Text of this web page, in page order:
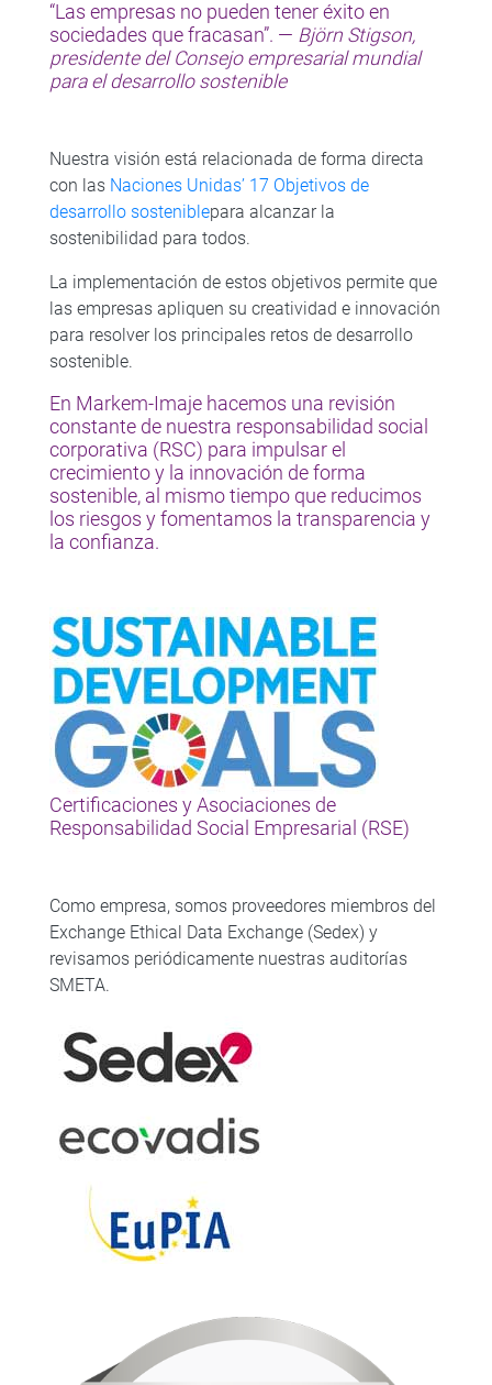
“Las empresas no pueden tener éxito en
sociedades que fracasan”. — Björn Stigson,
presidente del Consejo empresarial mundial
para el desarrollo sostenible
Nuestra visión está relacionada de forma directa
con las Naciones Unidas’ 17 Objetivos de
desarrollo sosteniblepara alcanzar la
sostenibilidad para todos.
La implementación de estos objetivos permite que
las empresas apliquen su creatividad e innovación
para resolver los principales retos de desarrollo
sostenible.
En Markem-Imaje hacemos una revisión
constante de nuestra responsabilidad social
corporativa (RSC) para impulsar el
crecimiento y la innovación de forma
sostenible, al mismo tiempo que reducimos
los riesgos y fomentamos la transparencia y
la confianza.
Certificaciones y Asociaciones de
Responsabilidad Social Empresarial (RSE)
Como empresa, somos proveedores miembros del
Exchange Ethical Data Exchange (Sedex) y
revisamos periódicamente nuestras auditorías
SMETA.